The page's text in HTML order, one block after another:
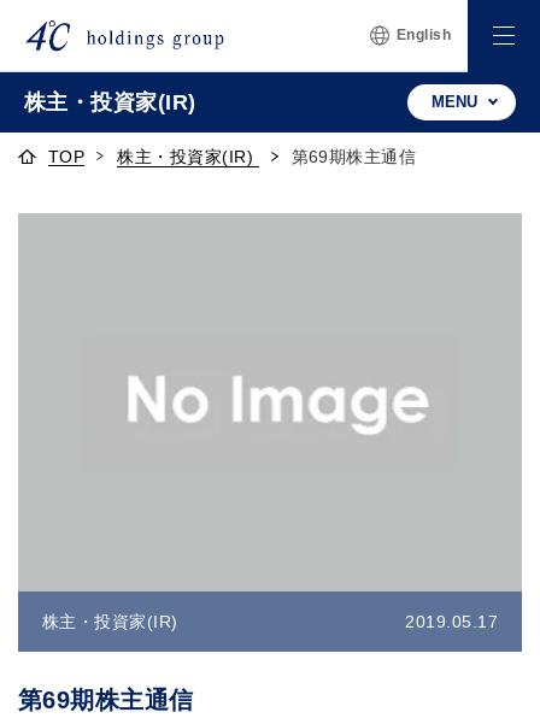
English
株主・投資家(IR) MENU
TOP 株主・投資家(IR) 第69期株主通信
株主・投資家(IR) 2019.05.17
第69期株主通信